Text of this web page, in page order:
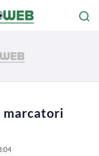
marcatori